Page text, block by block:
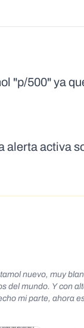
"p/500" ya
alerta activa
nuevo, muy
del mundo. Y con
mi parte, ahora